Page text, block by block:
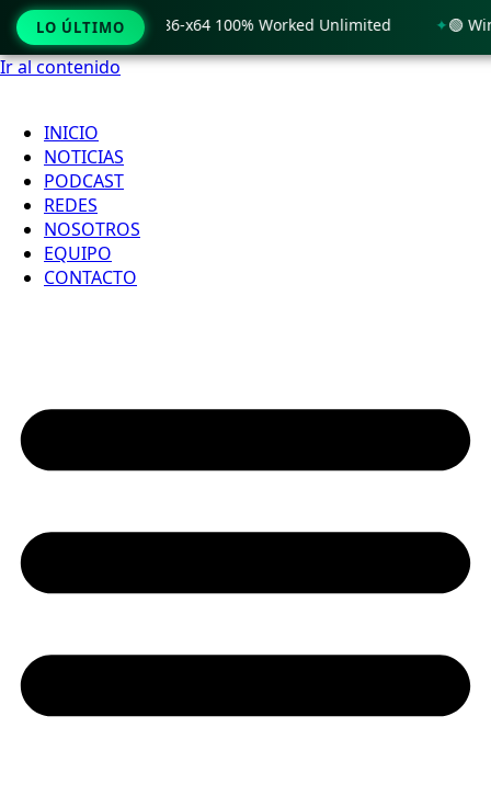
Ir al contenido
INICIO
NOTICIAS
PODCAST
REDES
NOSOTROS
EQUIPO
CONTACTO
LO ÚLTIMO
11 x86-x64 100% Worked Unlimited 🟢 WinRAR